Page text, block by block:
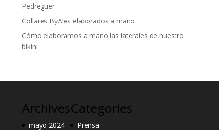
Pedreguer
Collares ByAles elaborados a mano
Cómo elaboramos a mano las laterales de nuestro
bikini
Archives
mayo 2024
Categories
Prensa